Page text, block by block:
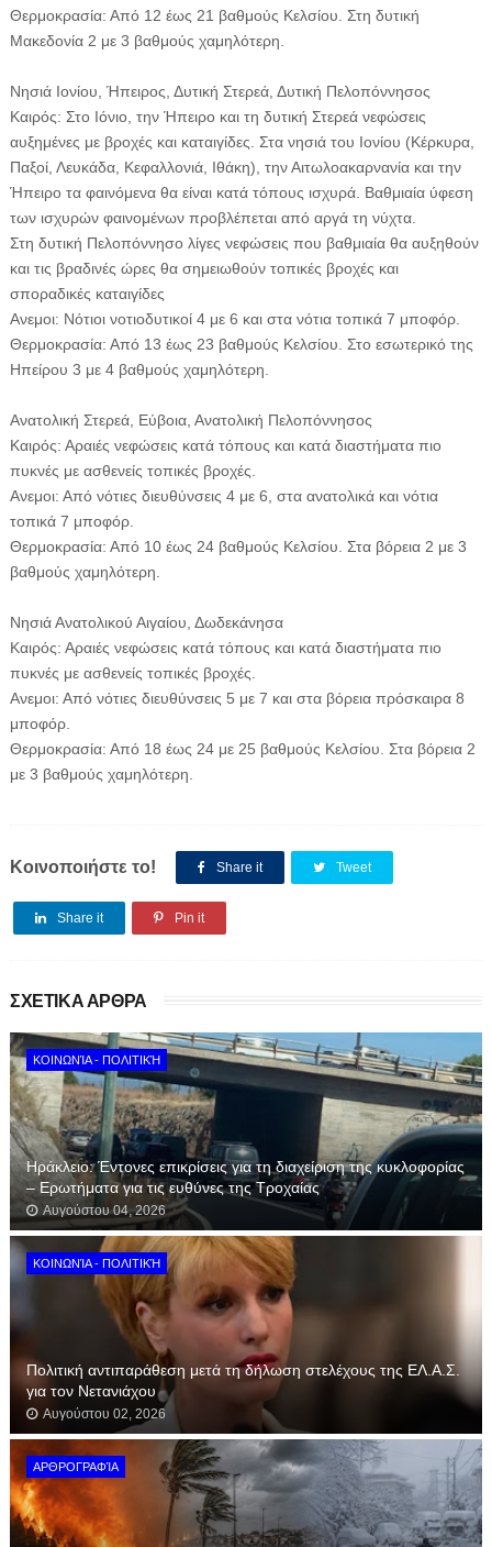
Θερμοκρασία: Από 12 έως 21 βαθμούς Κελσίου. Στη δυτική
Μακεδονία 2 με 3 βαθμούς χαμηλότερη.
Νησιά Ιονίου, Ήπειρος, Δυτική Στερεά, Δυτική Πελοπόννησος
Καιρός: Στο Ιόνιο, την Ήπειρο και τη δυτική Στερεά νεφώσεις
αυξημένες με βροχές και καταιγίδες. Στα νησιά του Ιονίου (Κέρκυρα,
Παξοί, Λευκάδα, Κεφαλλονιά, Ιθάκη), την Αιτωλοακαρνανία και την
Ήπειρο τα φαινόμενα θα είναι κατά τόπους ισχυρά. Βαθμιαία ύφεση
των ισχυρών φαινομένων προβλέπεται από αργά τη νύχτα.
Στη δυτική Πελοπόννησο λίγες νεφώσεις που βαθμιαία θα αυξηθούν
και τις βραδινές ώρες θα σημειωθούν τοπικές βροχές και
σποραδικές καταιγίδες
Ανεμοι: Νότιοι νοτιοδυτικοί 4 με 6 και στα νότια τοπικά 7 μποφόρ.
Θερμοκρασία: Από 13 έως 23 βαθμούς Κελσίου. Στο εσωτερικό της
Ηπείρου 3 με 4 βαθμούς χαμηλότερη.
Ανατολική Στερεά, Εύβοια, Ανατολική Πελοπόννησος
Καιρός: Αραιές νεφώσεις κατά τόπους και κατά διαστήματα πιο
πυκνές με ασθενείς τοπικές βροχές.
Ανεμοι: Από νότιες διευθύνσεις 4 με 6, στα ανατολικά και νότια
τοπικά 7 μποφόρ.
Θερμοκρασία: Από 10 έως 24 βαθμούς Κελσίου. Στα βόρεια 2 με 3
βαθμούς χαμηλότερη.
Νησιά Ανατολικού Αιγαίου, Δωδεκάνησα
Καιρός: Αραιές νεφώσεις κατά τόπους και κατά διαστήματα πιο
πυκνές με ασθενείς τοπικές βροχές.
Ανεμοι: Από νότιες διευθύνσεις 5 με 7 και στα βόρεια πρόσκαιρα 8
μποφόρ.
Θερμοκρασία: Από 18 έως 24 με 25 βαθμούς Κελσίου. Στα βόρεια 2
με 3 βαθμούς χαμηλότερη.
Κοινοποιήστε το! Share it Tweet
Share it Pin it
ΣΧΕΤΙΚΑ ΑΡΘΡΑ
ΚΟΙΝΩΝΊΑ - ΠΟΛΙΤΙΚΉ
Ηράκλειο: Έντονες επικρίσεις για τη διαχείριση της κυκλοφορίας
– Ερωτήματα για τις ευθύνες της Τροχαίας
Αυγούστου 04, 2026
ΚΟΙΝΩΝΊΑ - ΠΟΛΙΤΙΚΉ
Πολιτική αντιπαράθεση μετά τη δήλωση στελέχους της ΕΛ.Α.Σ.
για τον Νετανιάχου
Αυγούστου 02, 2026
ΑΡΘΡΟΓΡΑΦΊΑ